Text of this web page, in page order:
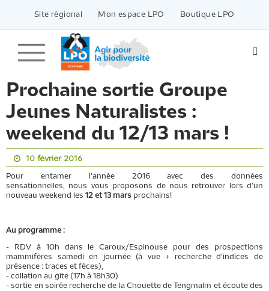
contenu
Site régional Mon espace LPO Boutique LPO
Prochaine sortie Groupe
Jeunes Naturalistes :
weekend du 12/13 mars !
10 février 2016
Pour entamer l'année 2016 avec des données
sensationnelles, nous vous proposons de nous retrouver lors d'un
nouveau weekend les 12 et 13 mars prochains!
Au programme :
- RDV à 10h dans le Caroux/Espinouse pour des prospections
mammifères samedi en journée (à vue + recherche d'indices de
présence : traces et fèces),
- collation au gîte (17h à 18h30)
- sortie en soirée recherche de la Chouette de Tengmalm et écoute des